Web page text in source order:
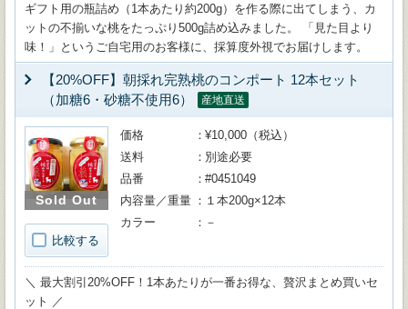
ギフト用の瓶詰め（1本あたり約200g）を作る際に出てしまう、カ
ットの不揃いな桃をたっぷり500g詰め込みました。 「見た目より
味！」というご自宅用のお客様に、採算度外視でお届けします。
【20%OFF】朝採れ完熟桃のコンポート 12本セット
（加糖6・砂糖不使用6）
産地直送
Sold Out
比較する
価格
¥10,000（税込）
送料
別途必要
品番
#0451049
内容量／重量
１本200g×12本
カラー
－
＼ 最大割引20%OFF！1本あたりが一番お得な、贅沢まとめ買いセ
ット ／